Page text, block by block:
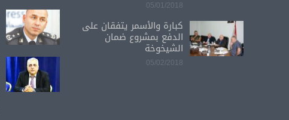
05/01/2018
كبارة والأسمر يتفقان على
الدفع بمشروع ضمان
الشيخوخة
05/02/2018